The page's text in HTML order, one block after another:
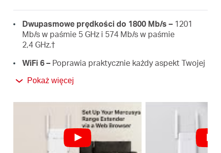
Dwupasmowe prędkości do 1800 Mb/s – 1201
Mb/s w paśmie 5 GHz i 574 Mb/s w paśmie
2,4 GHz.†
WiFi 6 – Poprawia praktycznie każdy aspekt Twojej
szybkie połączenie przewodowe komputerom,
telewizji IP i konsolom do gier.
Działa z dowolnym routerem –
Rozszerz Wi-Fi do
miejsca, gdzie najbardziej go potrzebujesz. ‡
Pokaż więcej